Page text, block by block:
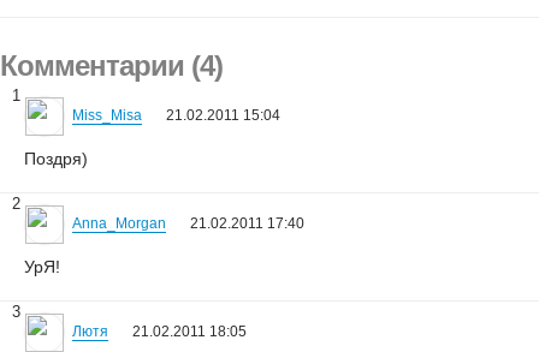
Комментарии (4)
1
Miss_Misa 21.02.2011 15:04
Поздря)
2
Anna_Morgan 21.02.2011 17:40
УрЯ!
3
Лютя 21.02.2011 18:05